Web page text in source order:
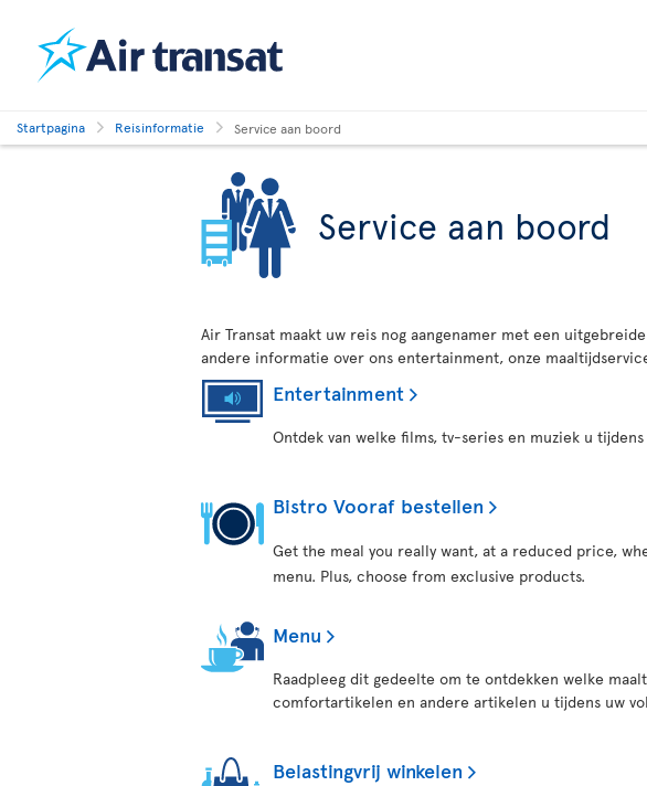
Startpagina Reisinformatie Service aan boord
Service aan boord
Air Transat maakt uw reis nog aangenamer met een
andere informatie over ons entertainment, onze
Entertainment
Ontdek van welke films, tv-series en muziek u
Bistro Vooraf bestellen
Get the meal you really want, at a reduced price,
menu. Plus, choose from exclusive products.
Menu
Raadpleeg dit gedeelte om te ontdekken welke
comfortartikelen en andere artikelen u tijdens uw
Belastingvrij winkelen